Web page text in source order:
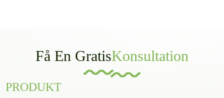
Få En GratisKonsultation
PRODUKT